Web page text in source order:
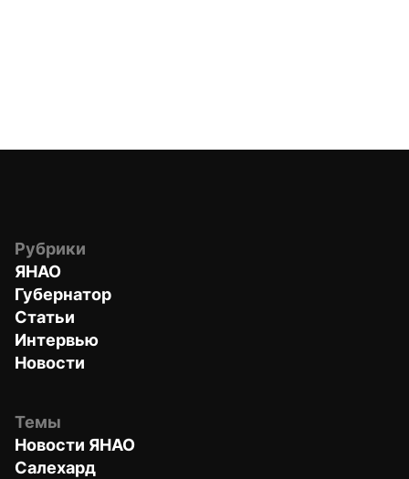
Рубрики
ЯНАО
Губернатор
Статьи
Интервью
Новости
Темы
Новости ЯНАО
Салехард